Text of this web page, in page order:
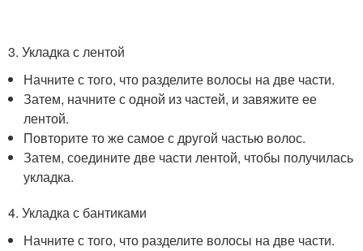
3. Укладка с лентой
Начните с того, что разделите волосы на две части.
Затем, начните с одной из частей, и завяжите ее
лентой.
Повторите то же самое с другой частью волос.
Затем, соедините две части лентой, чтобы получилась
укладка.
4. Укладка с бантиками
Начните с того, что разделите волосы на две части.